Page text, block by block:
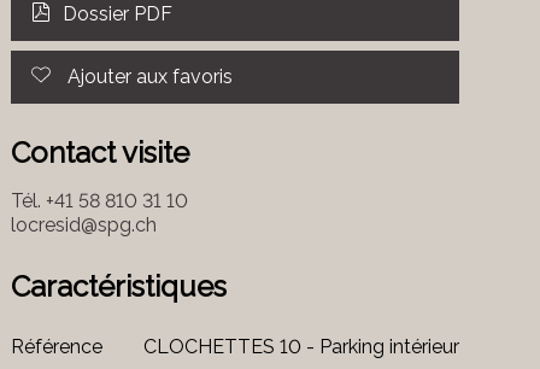
Dossier PDF
Ajouter aux favoris
Contact visite
Tél. +41 58 810 31 10
locresid@spg.ch
Caractéristiques
Référence CLOCHETTES 10 - Parking intérieur